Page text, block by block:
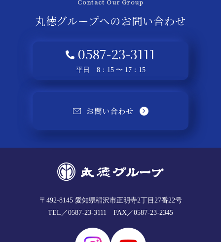
Contact Our Group
丸徳グループへのお問い合わせ
0587-23-3111
平日 8：15 〜 17：15
お問い合わせ
〒492-8145 愛知県稲沢市正明寺2丁目27番22号
TEL／0587-23-3111 FAX／0587-23-2345